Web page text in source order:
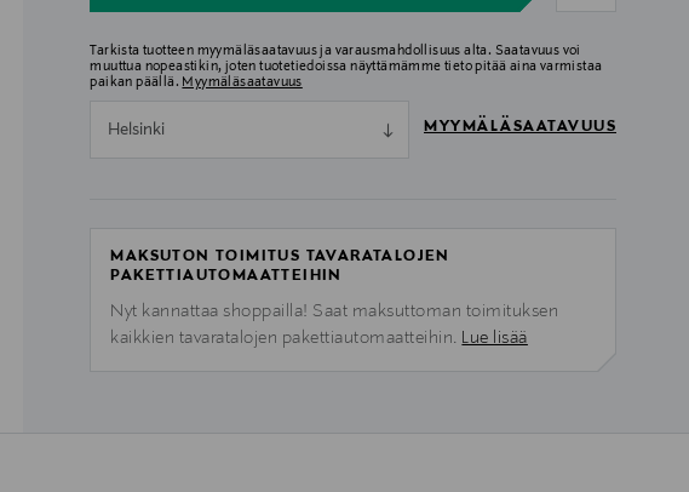
Tarkista tuotteen myymäläsaatavuus ja varausmahdollisuus alta. Saatavuus voi
muuttua nopeastikin, joten tuotetiedoissa näyttämämme tieto pitää aina varmistaa
paikan päällä. Myymäläsaatavuus
Helsinki MYYMÄLÄSAATAVUUS
MAKSUTON TOIMITUS TAVARATALOJEN
PAKETTIAUTOMAATTEIHIN
Nyt kannattaa shoppailla! Saat maksuttoman toimituksen
kaikkien tavaratalojen pakettiautomaatteihin. Lue lisää